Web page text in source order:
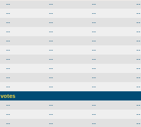
-- -- --
--
-- -- --
--
-- -- --
--
-- -- --
--
-- -- --
--
-- -- --
--
-- -- --
--
-- -- --
--
-- -- --
--
-- -- --
--
-- -- --
--
-- -- --
--
-- -- --
--